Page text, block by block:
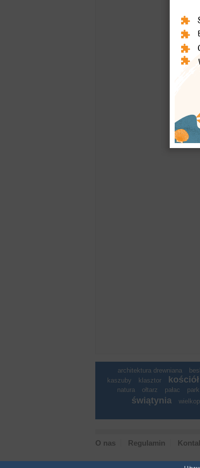
architektura drewniana
kaszuby
klasztor kościół
natura
ołtarz pałac park
świątynia
O nas Regulamin